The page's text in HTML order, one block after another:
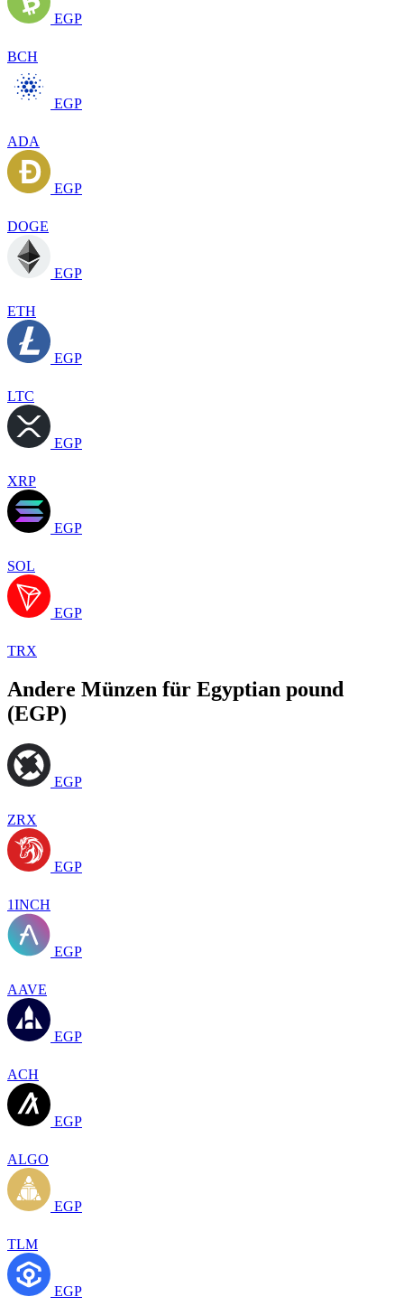
EGP
BCH
EGP
ADA
EGP
DOGE
EGP
ETH
EGP
LTC
EGP
XRP
EGP
SOL
EGP
TRX
Andere Münzen für Egyptian pound
(EGP)
EGP
ZRX
EGP
1INCH
EGP
AAVE
EGP
ACH
EGP
ALGO
EGP
TLM
EGP